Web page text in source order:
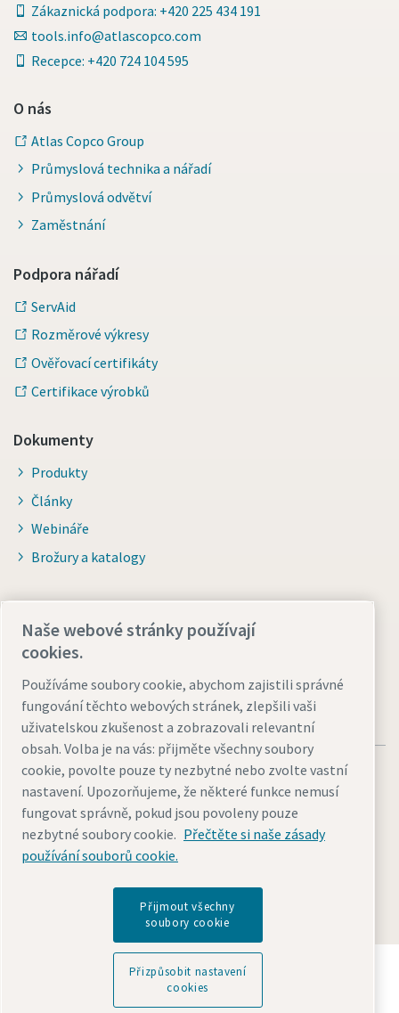
Zákaznická podpora: +420 225 434 191
tools.info@atlascopco.com
Recepce: +420 724 104 595
O nás
Atlas Copco Group
Průmyslová technika a nářadí
Průmyslová odvětví
Zaměstnání
Podpora nářadí
ServAid
Rozměrové výkresy
Ověřovací certifikáty
Certifikace výrobků
Dokumenty
Produkty
Články
Webináře
Brožury a katalogy
Pro distributory
Přejít na Smart Portal
Právní upozornění a oznámení o ochraně osobních údajů
Přizpůsobit nastavení cookies
© 2026 Atlas Copco s.r.o.
Objevte, jak skupina Atlas Copco Group podporuje
technologie, které tvoří budoucnost.
Navštivte webové stránky Atlas Copco Group
Naše webové stránky používají
cookies.
Používáme soubory cookie, abychom zajistili správné
fungování těchto webových stránek, zlepšili vaši
uživatelskou zkušenost a zobrazovali relevantní
obsah. Volba je na vás: přijměte všechny soubory
cookie, povolte pouze ty nezbytné nebo zvolte vastní
nastavení. Upozorňujeme, že některé funkce nemusí
fungovat správně, pokud jsou povoleny pouze
nezbytné soubory cookie. Přečtěte si naše zásady
používání souborů cookie.
Přijmout všechny
soubory cookie
Přizpůsobit nastavení
cookies